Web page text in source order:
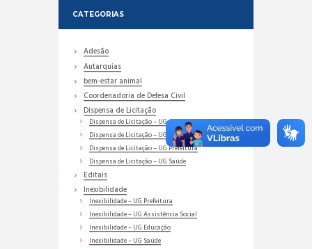
CATEGORIAS
Adesão
Autarquias
bem-estar animal
Coordenadoria de Defesa Civil
Dispensa de Licitação
Dispensa de Licitação – UG Assistência Social
Dispensa de Licitação – UG Educação
Dispensa de Licitação – UG Prefeitura
Dispensa de Licitação – UG Saúde
Editais
Inexibilidade
Inexibilidade – UG Prefeitura
Inexibilidade – UG Assistência Social
Inexibilidade – UG Educação
Inexibilidade – UG Saúde